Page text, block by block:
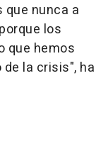
nunca a
los
que hemos
la crisis", ha